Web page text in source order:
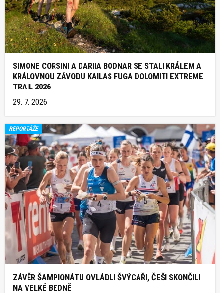
SIMONE CORSINI A DARIIA BODNAR SE STALI KRÁLEM A
KRÁLOVNOU ZÁVODU KAILAS FUGA DOLOMITI EXTREME
TRAIL 2026
29. 7. 2026
REPORTÁŽE
ZÁVĚR ŠAMPIONÁTU OVLÁDLI ŠVÝCAŘI, ČEŠI SKONČILI
NA VELKÉ BEDNĚ